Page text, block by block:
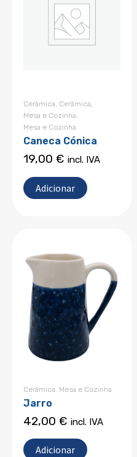
Cerâmica Cerâmica
Mesa e Cozinha
Mesa e Cozinha
Caneca Cónica
19,00 € incl. IVA
Adicionar
Cerâmica Mesa e Cozinha
Jarro
42,00 € incl. IVA
Adicionar